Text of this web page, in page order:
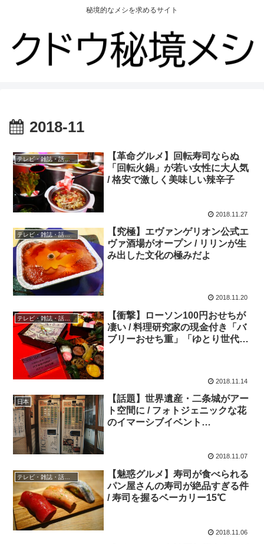
秘境的なメシを求めるサイト
2018-11
テレビ・雑誌・話題の店
【革命グルメ】回転寿司ならぬ
「回転火鍋」が若い女性に大人気
/ 格安で激しく美味しい辣辛子
2018.11.27
テレビ・雑誌・話題の店
【究極】エヴァンゲリオン公式エ
ヴァ酒場がオープン / リリンが生
み出した文化の極みだよ
2018.11.20
【衝撃】ローソン100円おせちが
凄い / 料理研究家の現金付き「バ
ブリーおせち重」「ゆとり世代向
2018.11.14
日本
【話題】世界遺産・二条城がアー
ト空間に / フォトジェニックな花
のイマーシブイベント
2018.11.07
【魅惑グルメ】寿司が食べられる
パン屋さんの寿司が絶品すぎる件
/ 寿司を握るベーカリー15℃
2018.11.06